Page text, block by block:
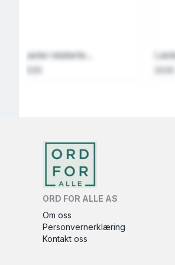
Laster relaterte...
ORD FOR ALLE AS
Om oss
Personvernerklæring
Kontakt oss